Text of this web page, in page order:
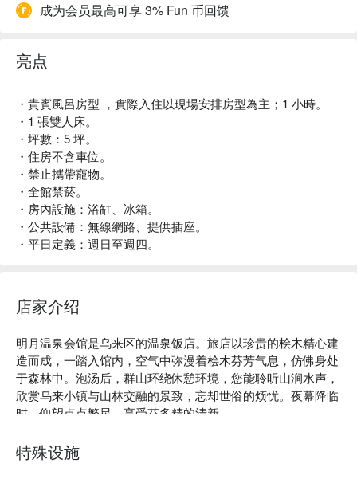
成为会员最高可享 3% Fun 币回馈
亮点
・貴賓風呂房型 ，實際入住以現場安排房型為主；1 小時。
・1 張雙人床。
・坪數：5 坪。
・住房不含車位。
・禁止攜帶寵物。
・全館禁菸。
・房內設施：浴缸、冰箱。
・公共設備：無線網路、提供插座。
・平日定義：週日至週四。
店家介绍
明月温泉会馆是乌来区的温泉饭店。旅店以珍贵的桧木精心建
造而成，一踏入馆内，空气中弥漫着桧木芬芳气息，仿佛身处
于森林中。泡汤后，群山环绕休憩环境，您能聆听山涧水声，
欣赏乌来小镇与山林交融的景致，忘却世俗的烦忧。夜幕降临
时，仰望点点繁星，享受芬多精的清新。
明月温泉会馆评价：Google 4.1 星
明月温泉会馆推荐：乌来地处两条河川的交汇点，清澈见底的
河水是垂钓的理想场所。温泉位于南势溪和桶后溪的交流处，
特殊设施